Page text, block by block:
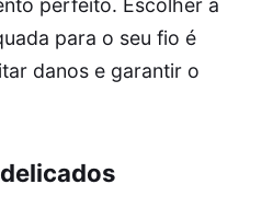
perfeito. Escolher a
para o seu fio é
danos e garantir o